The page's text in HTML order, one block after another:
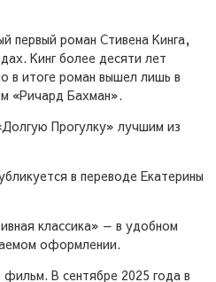
первый роман Стивена Кинга,
Кинг более десяти лет
в итоге роман вышел лишь в
«Ричард Бахман».
Прогулку» лучшим из
в переводе Екатерины
классика» — в удобном
оформлении.
В сентябре 2025 года в